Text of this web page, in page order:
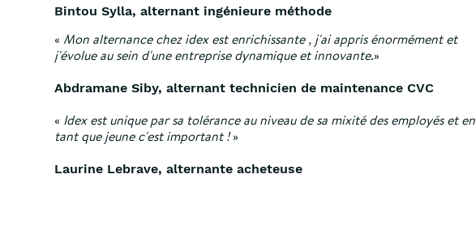
Bintou Sylla, alternant ingénieure méthode
« Mon alternance chez idex est enrichissante , j'ai appris énormément et
j'évolue au sein d'une entreprise dynamique et innovante.»
Abdramane Siby, alternant technicien de maintenance CVC
« Idex est unique par sa tolérance au niveau de sa mixité des employés et en
tant que jeune c'est important !»
Laurine Lebrave, alternante acheteuse